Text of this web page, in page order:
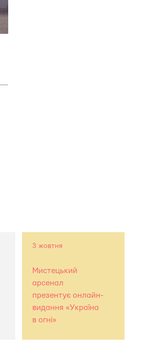
3 жовтня
Мистецький
арсенал
презентує онлайн-
видання «Україна
в огні»